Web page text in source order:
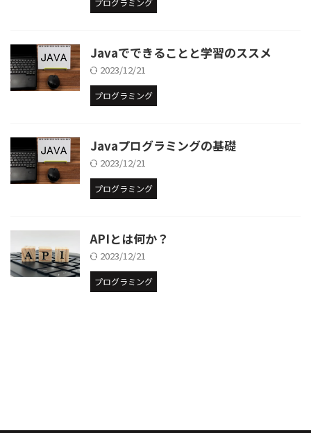
プログラミング
Javaでできることと学習のススメ
2023/12/21
プログラミング
Javaプログラミングの基礎
2023/12/21
プログラミング
APIとは何か？
2023/12/21
プログラミング